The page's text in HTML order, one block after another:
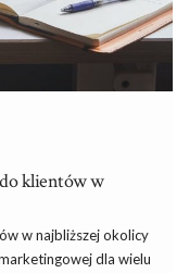
klientów w
w najbliższej okolicy
dla wielu